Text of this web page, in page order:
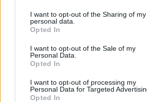
I want to opt-out of the Sharing of my
personal data.
Opted In
I want to opt-out of the Sale of my
Personal Data.
Opted In
I want to opt-out of processing my
Personal Data for Targeted
Opted In
Η νέα τάση που αντικαθιστά
delivery στα γραφεία των